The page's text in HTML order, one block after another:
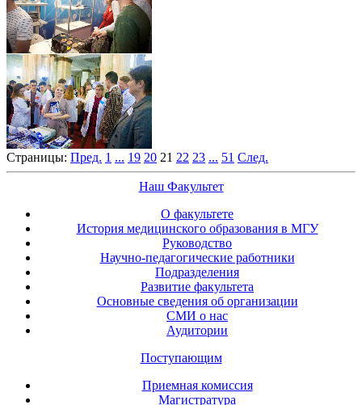
Страницы: Пред. 1 ... 19 20 21 22 23 ... 51 След.
Наш Факультет
О факультете
История медицинского образования в МГУ
Руководство
Научно-педагогические работники
Подразделения
Развитие факультета
Основные сведения об организации
СМИ о нас
Аудитории
Поступающим
Приемная комиссия
Магистратура